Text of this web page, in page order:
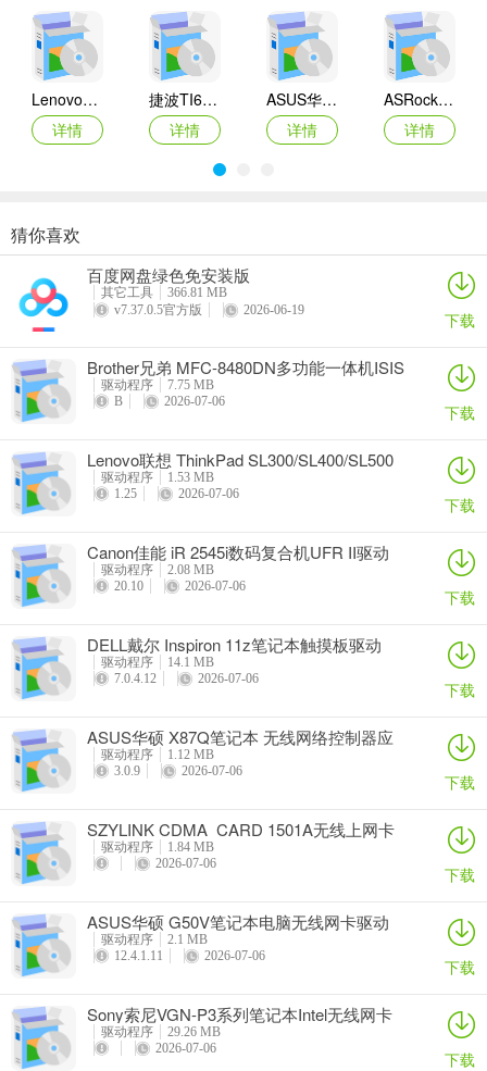
Lenovo联想 Ideapad Z465/Z565系列笔记本 声卡驱动
详情
捷波TI61AG-A主板BIOS
详情
ASUS华硕F1A55-M LX3 R2.0主板BIOS
详情
ASRock华擎IMB-A160主板BIOS
详情
奥睿科PAS3062-2E/PAS3062-2S/PAS3064-2S2E系列扩展卡驱动
详情
Canon佳能 PowerShot A310 WIA驱动
详情
AMD Mobility Radeon HD 2000/HD 3000/HD 4000/HD 5000系列移动显卡催化剂驱动
映泰Hi-Fi H77S 5.x主板BIOS
猜你喜欢
百度网盘绿色免安装版
其它工具
366.81 MB
v7.37.0.5官方版
2026-06-19 下载
Brother兄弟 MFC-8480DN多功能一体机ISIS
驱动
驱动程序
7.75 MB
B
2026-07-06 下载
Lenovo联想 ThinkPad SL300/SL400/SL500
笔记本BIOS
驱动程序
1.53 MB
1.25
2026-07-06 下载
Canon佳能 iR 2545i数码复合机UFR II驱动
驱动程序
2.08 MB
20.10
2026-07-06 下载
DELL戴尔 Inspiron 11z笔记本触摸板驱动
驱动程序
14.1 MB
7.0.4.12
2026-07-06 下载
ASUS华硕 X87Q笔记本 无线网络控制器应
用程序
驱动程序
1.12 MB
3.0.9
2026-07-06 下载
SZYLINK CDMA_CARD 1501A无线上网卡
驱动程序
1.84 MB
2026-07-06
下载
ASUS华硕 G50V笔记本电脑无线网卡驱动
驱动程序
2.1 MB
12.4.1.11
2026-07-06 下载
Sony索尼VGN-P3系列笔记本Intel无线网卡
驱动
驱动程序
29.26 MB
2026-07-06
下载